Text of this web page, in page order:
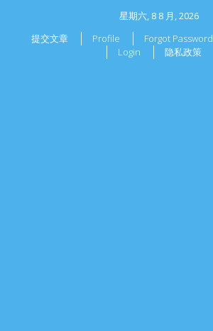
星期六, 8 8 月, 2026
提交文章
Profile Forgot Password
Login
隐私政策